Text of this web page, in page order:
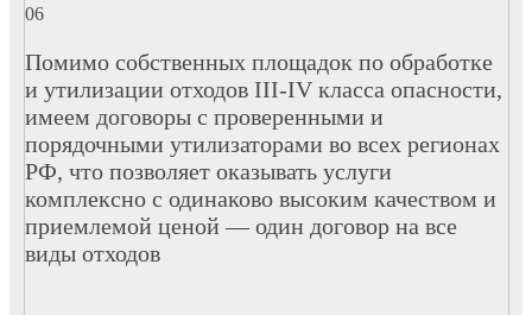
Помимо собственных площадок по обработке
и утилизации отходов III-IV класса опасности,
имеем договоры с проверенными и
порядочными утилизаторами во всех регионах
РФ, что позволяет оказывать услуги
комплексно с одинаково высоким качеством и
приемлемой ценой — один договор на все
виды отходов